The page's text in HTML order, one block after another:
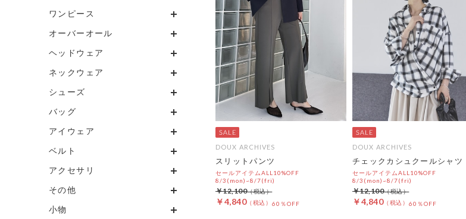
ワンピース
オーバーオール
ヘッドウェア
ネックウェア
シューズ
バッグ
アイウェア
ベルト
アクセサリ
その他
小物
DOUX ARCHIVES
スリットパンツ
セールアイテムALL10%OFF
8/3(mon)~8/7(fri)
￥4,840 60％OFF
￥12,100
DOUX ARCHIVES
チェックカシュクールシャツ
セールアイテムALL10%OFF
8/3(mon)~8/7(fri)
￥4,840 60％OFF
￥12,100